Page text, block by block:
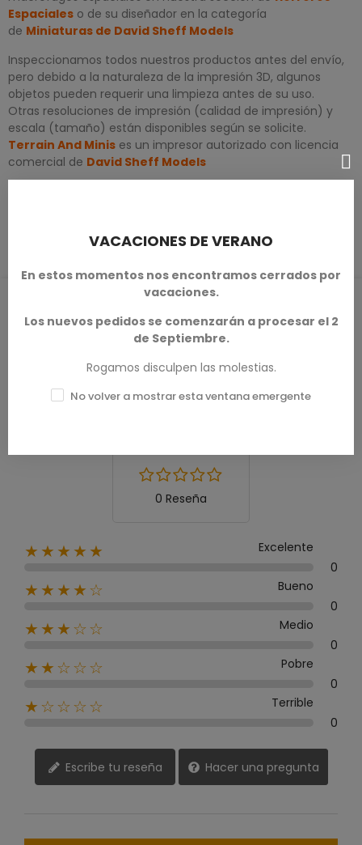
Espaciales o de su diseñador en la categoría
de Miniaturas de David Sheff Models
Inspeccionamos todos nuestros productos antes del envío,
pero debido a la naturaleza de la impresión 3D, algunos
objetos pueden requerir una limpieza antes de su uso.
Otras resoluciones de impresión (calidad de impresión) y
escala (tamaño) están disponibles según se solicite.
Terrain And Minis es un impresor autorizado con licencia
comercial de David Sheff Models
0.0
0 Reseña
★★★★★
Excelente
0
★★★★☆
Bueno
0
★★★☆☆
Medio
0
★★☆☆☆
Pobre
0
★☆☆☆☆
Terrible
0
Escribe tu reseña Hacer una pregunta
VACACIONES DE VERANO
En estos momentos nos encontramos cerrados por
vacaciones.
Los nuevos pedidos se comenzarán a procesar el 2
de Septiembre.
Rogamos disculpen las molestias.
No volver a mostrar esta ventana emergente